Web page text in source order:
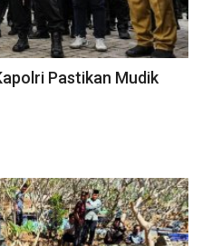
Pastikan Mudik